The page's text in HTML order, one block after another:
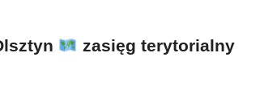
zasięg terytorialny